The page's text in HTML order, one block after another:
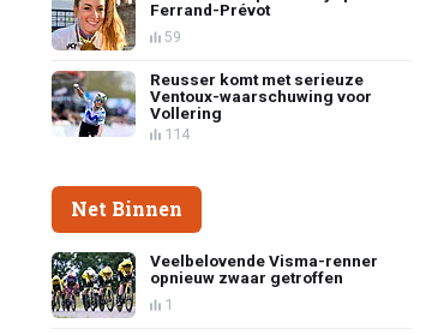
Ferrand-Prévot
59
Reusser komt met serieuze
Ventoux-waarschuwing voor
Vollering
114
Net Binnen
Veelbelovende Visma-renner
opnieuw zwaar getroffen
1